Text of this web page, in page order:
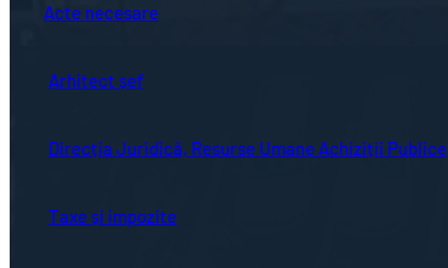
Acte necesare
Arhitect șef
Direcția Juridică, Resurse Umane Achiziții Publice
Taxe și impozite